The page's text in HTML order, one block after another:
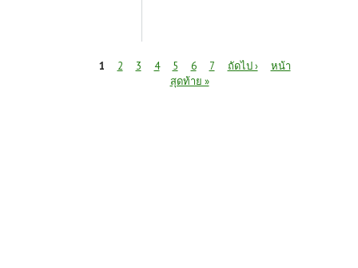
1 2 3 4 5 6 7 ถัดไป ›
หน้า
สุดท้าย »